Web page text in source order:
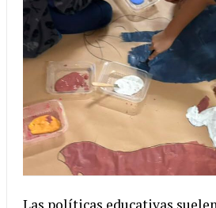
Las políticas educativas